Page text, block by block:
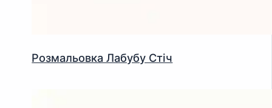
Розмальовка Лабубу Стіч